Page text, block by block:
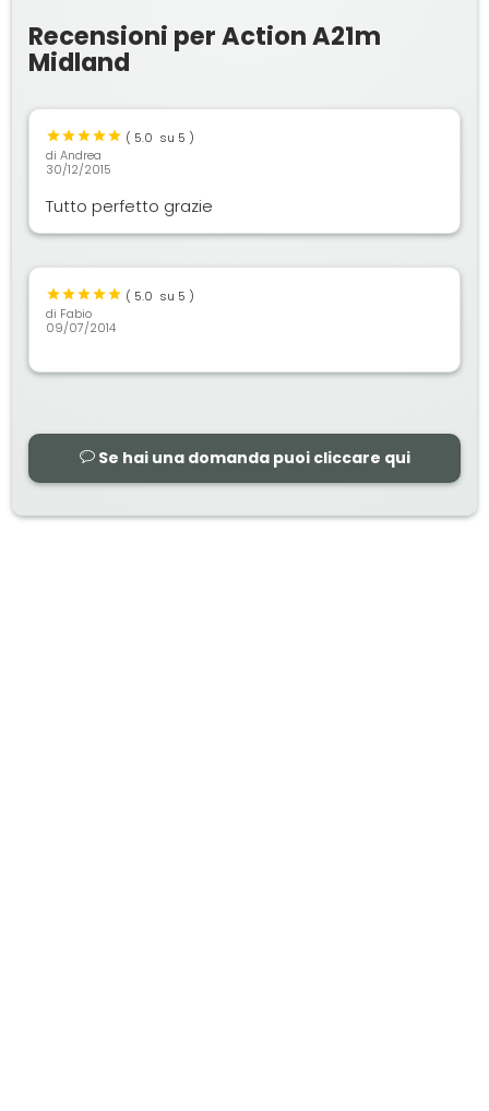
Recensioni per Action A21m
Midland
( 5.0 su 5 )
diAndrea
30/12/2015
Tutto perfetto grazie
( 5.0 su 5 )
di Fabio
09/07/2014
Se hai una domanda puoi cliccare qui